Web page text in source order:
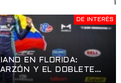
DE INTERÉS
EN FLORIDA:
Y EL DOBLETE
DE LA USF2000